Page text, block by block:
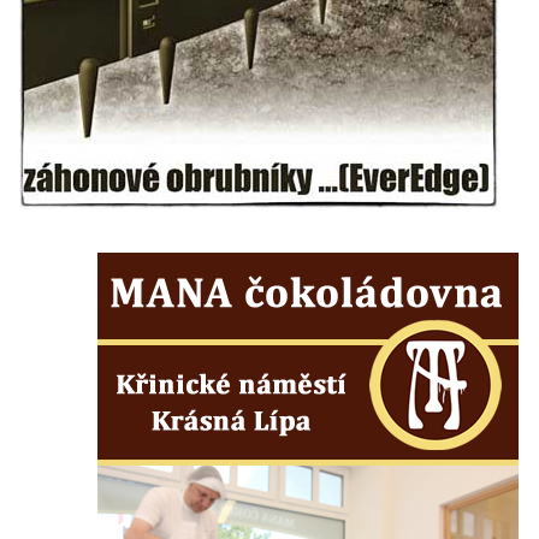
Herltův kříž u Mikova v Mikulášovicích
Kříž u Borských u domu čp. 859 v
Mikulášovicích
Kříž Ließnerových naproti Mikovu v
Kříž u Mikulášovického potoka poblíž
Lissnerův kříž u domu čp. 39 v
Mikulášovicích
Marchnerův (Zelený) kříž naproti domu čp.
35 v Mikulášovicích
Schneiderův kříž před domem čp. 55 v
Mikulášovicích
Kříž na Kostelní stezce v Mikulášovicích